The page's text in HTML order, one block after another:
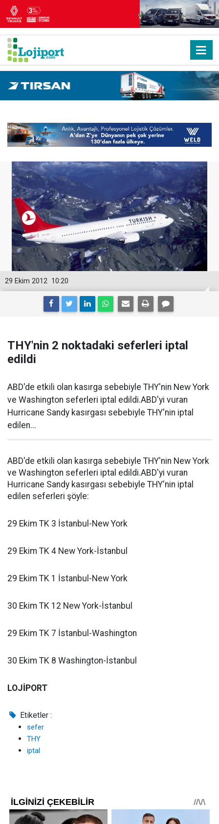
10:20
29 Ekim 2012
THY'nin 2 noktadaki seferleri iptal
edildi
ABD'de etkili olan kasırga sebebiyle THY'nin New York
ve Washington seferleri iptal edildi.ABD'yi vuran
Hurricane Sandy kasırgası sebebiyle THY'nin iptal
edilen...
ABD'de etkili olan kasırga sebebiyle THY'nin New York
ve Washington seferleri iptal edildi.ABD'yi vuran
Hurricane Sandy kasırgası sebebiyle THY'nin iptal
edilen seferleri şöyle:
29 Ekim TK 3 İstanbul-New York
29 Ekim TK 4 New York-İstanbul
29 Ekim TK 1 İstanbul-New York
30 Ekim TK 12 New York-İstanbul
29 Ekim TK 7 İstanbul-Washington
30 Ekim TK 8 Washington-İstanbul
LOJİPORT
Etiketler :
sefer
THY
iptal